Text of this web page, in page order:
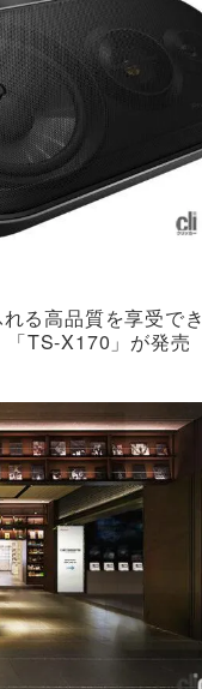
る高品質を享受でき
TS-X170」が発売